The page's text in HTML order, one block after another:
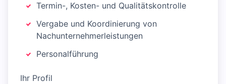
Termin-, Kosten- und Qualitätskontrolle
Vergabe und Koordinierung von
Nachunternehmerleistungen
Personalführung
Ihr Profil